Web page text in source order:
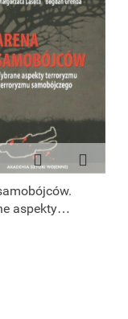
aspekty